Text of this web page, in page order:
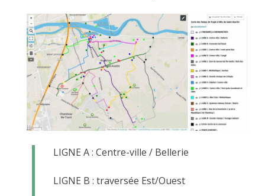
LIGNE A : Centre-ville / Bellerie
LIGNE B : traversée Est/Ouest